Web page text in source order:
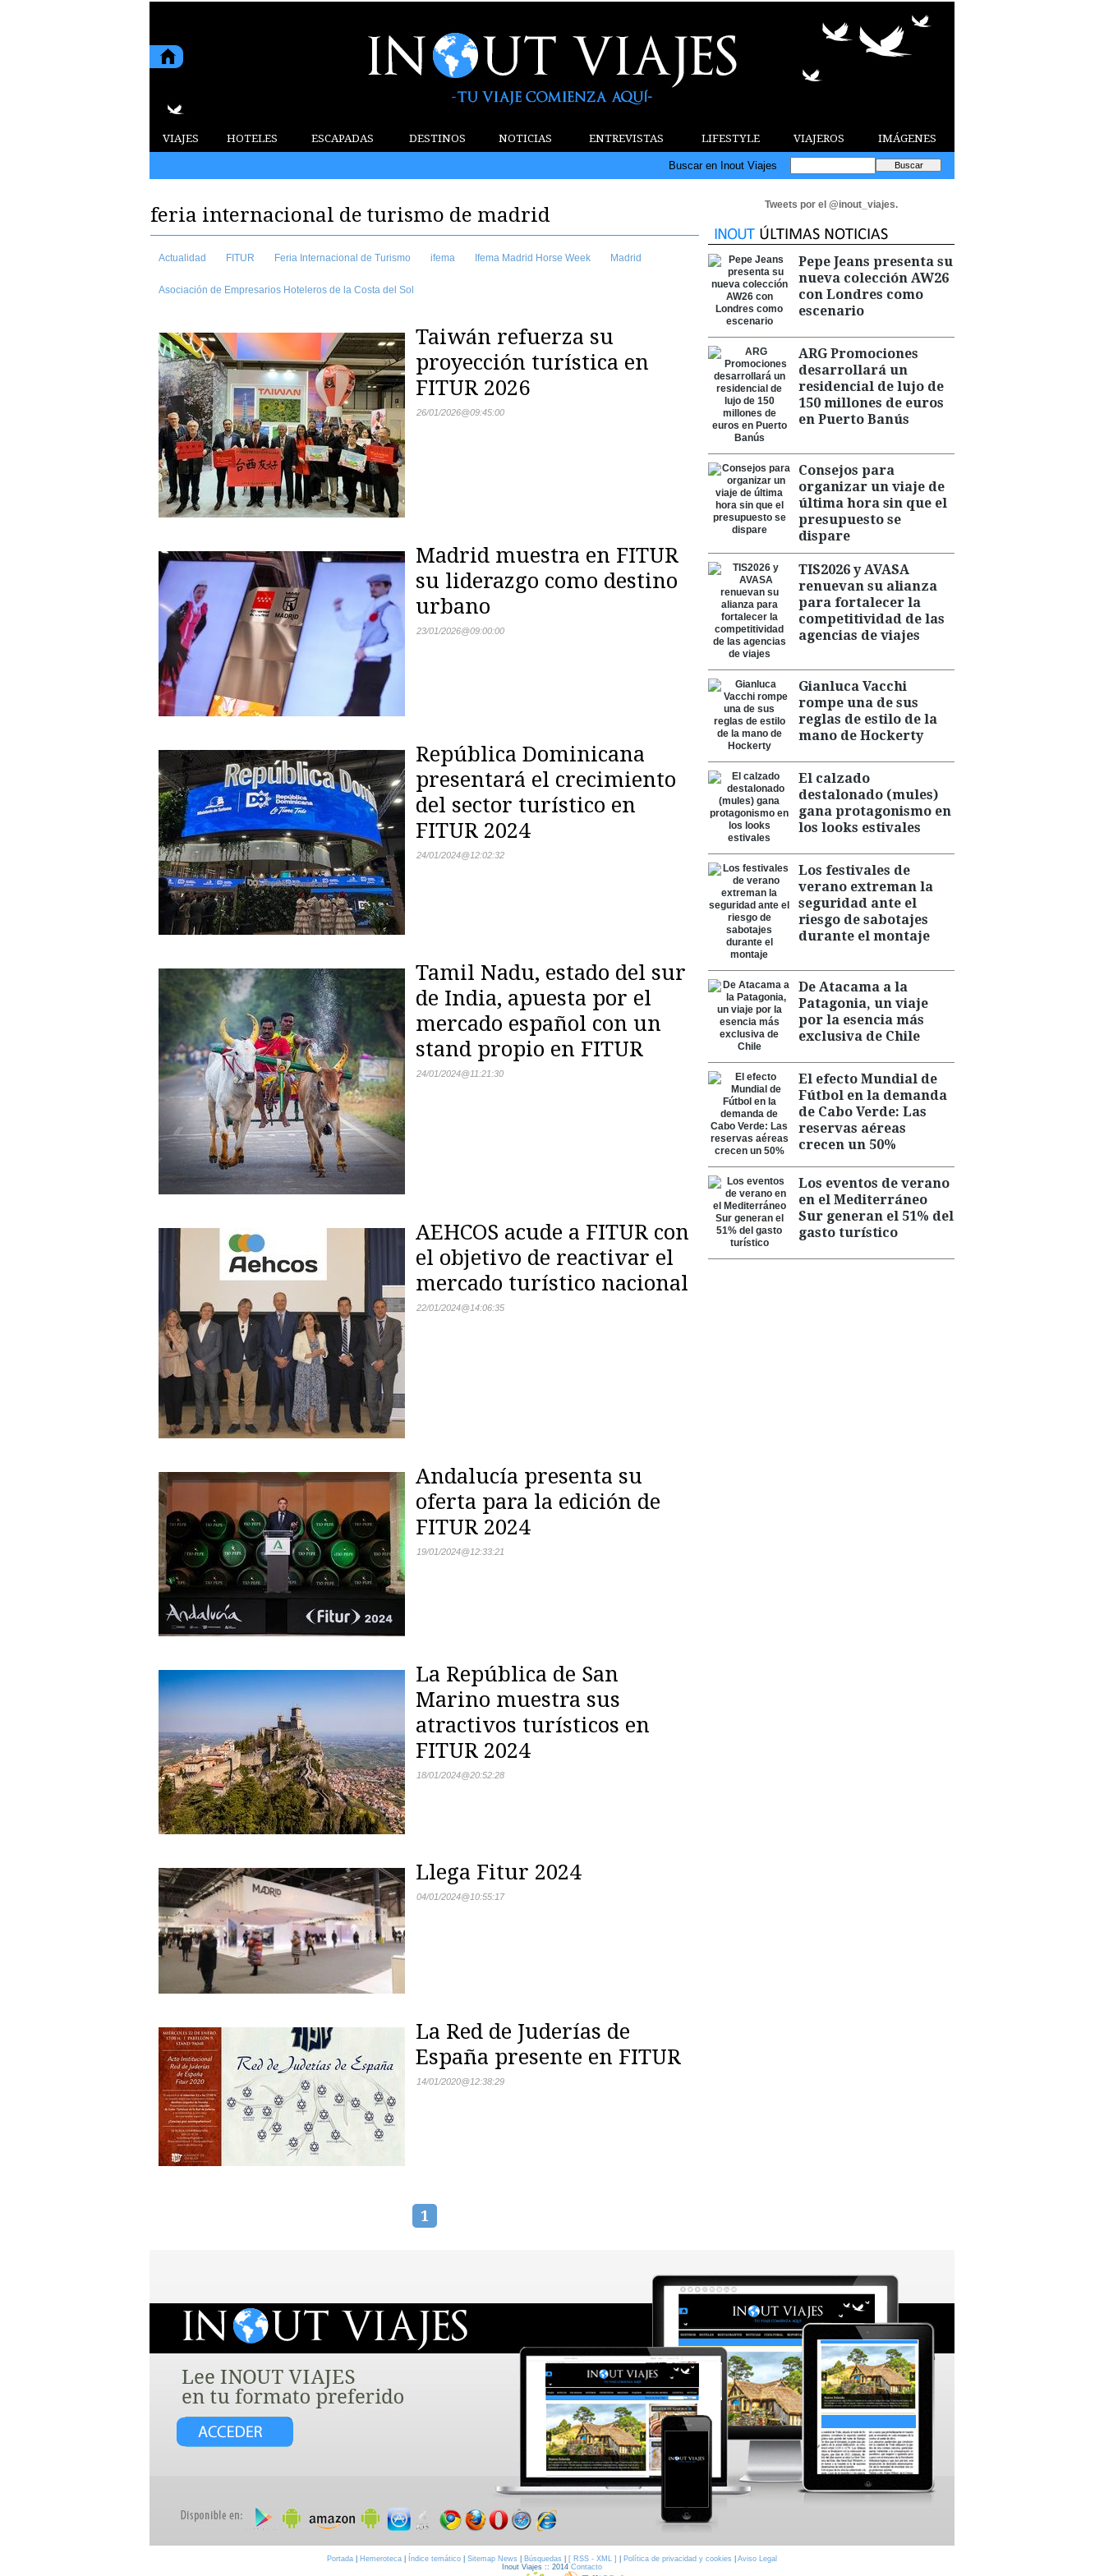
VIAJES HOTELES ESCAPADAS DESTINOS NOTICIAS ENTREVISTAS LIFESTYLE VIAJEROS IMÁGENES
Buscar en Inout Viajes
feria internacional de turismo de madrid
Actualidad FITUR Feria Internacional de Turismo ifema Ifema Madrid Horse Week Madrid
Asociación de Empresarios Hoteleros de la Costa del Sol
Taiwán refuerza su
proyección turística en
FITUR 2026
26/01/2026@09:45:00
Madrid muestra en FITUR
su liderazgo como destino
urbano
23/01/2026@09:00:00
República Dominicana
presentará el crecimiento
del sector turístico en
FITUR 2024
24/01/2024@12:02:32
Tamil Nadu, estado del sur
de India, apuesta por el
mercado español con un
stand propio en FITUR
24/01/2024@11:21:30
AEHCOS acude a FITUR con
el objetivo de reactivar el
mercado turístico nacional
22/01/2024@14:06:35
Andalucía presenta su
oferta para la edición de
FITUR 2024
19/01/2024@12:33:21
La República de San
Marino muestra sus
atractivos turísticos en
FITUR 2024
18/01/2024@20:52:28
Llega Fitur 2024
04/01/2024@10:55:17
La Red de Juderías de
España presente en FITUR
14/01/2020@12:38:29
1
Tweets por el @inout_viajes.
Pepe Jeans presenta su
nueva colección AW26
con Londres como
escenario
ARG Promociones
desarrollará un
residencial de lujo de
150 millones de euros
en Puerto Banús
Consejos para
organizar un viaje de
última hora sin que el
presupuesto se
dispare
TIS2026 y AVASA
renuevan su alianza
para fortalecer la
competitividad de las
agencias de viajes
Gianluca Vacchi
rompe una de sus
reglas de estilo de la
mano de Hockerty
El calzado
destalonado (mules)
gana protagonismo en
los looks estivales
Los festivales de
verano extreman la
seguridad ante el
riesgo de sabotajes
durante el montaje
De Atacama a la
Patagonia, un viaje
por la esencia más
exclusiva de Chile
El efecto Mundial de
Fútbol en la demanda
de Cabo Verde: Las
reservas aéreas
crecen un 50%
Los eventos de verano
en el Mediterráneo
Sur generan el 51% del
gasto turístico
Portada Hemeroteca Índice temático Sitemap News Búsquedas [ RSS - XML ] Política de privacidad y cookies
Aviso Legal
Inout Viajes :: 2014 Contacto